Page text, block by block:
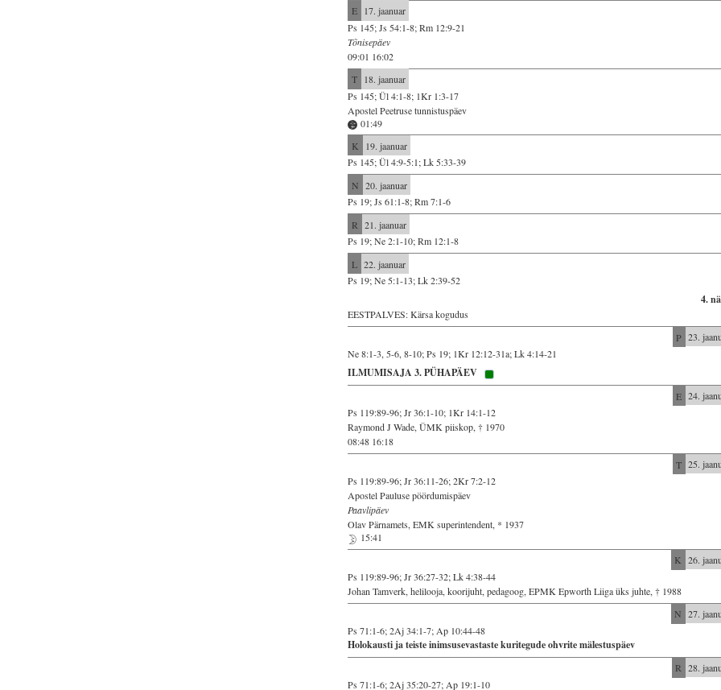
E
17. jaanuar
Ps 145; Js 54:1-8; Rm 12:9-21
Tõnisepäev
09:01 16:02
T
18. jaanuar
Ps 145; Ül 4:1-8; 1Kr 1:3-17
Apostel Peetruse tunnistuspäev
01:49
K
19. jaanuar
Ps 145; Ül 4:9-5:1; Lk 5:33-39
N 20. jaanuar
Ps 19; Js 61:1-8; Rm 7:1-6
R 21. jaanuar
Ps 19; Ne 2:1-10; Rm 12:1-8
L 22. jaanuar
Ps 19; Ne 5:1-13; Lk 2:39-52
4.
EESTPALVES: Kärsa kogudus
P 23.
Ne 8:1-3, 5-6, 8-10; Ps 19; 1Kr 12:12-31a; Lk 4:14-21
ILMUMISAJA 3. PÜHAPÄEV
E 24.
Ps 119:89-96; Jr 36:1-10; 1Kr 14:1-12
Raymond J Wade, ÜMK piiskop, † 1970
08:48 16:18
T 25.
Ps 119:89-96; Jr 36:11-26; 2Kr 7:2-12
Apostel Pauluse pöördumispäev
Paavlipäev
Olav Pärnamets, EMK superintendent, * 1937
15:41
K 26.
Ps 119:89-96; Jr 36:27-32; Lk 4:38-44
Johan Tamverk, helilooja, koorijuht, pedagoog, EPMK Epworth Liiga üks juhte, † 1988
N 27.
Ps 71:1-6; 2Aj 34:1-7; Ap 10:44-48
Holokausti ja teiste inimsusevastaste kuritegude ohvrite mälestuspäev
R 28.
Ps 71:1-6; 2Aj 35:20-27; Ap 19:1-10